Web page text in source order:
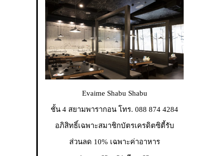
Evaime Shabu Shabu
ชั้น 4 สยามพารากอน โทร. 088 874 4284
อภิสิทธิ์เฉพาะสมาชิกบัตรเครดิตซิตี้รับ
ส่วนลด 10% เฉพาะค่าอาหาร